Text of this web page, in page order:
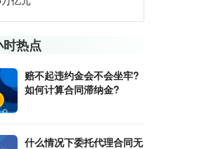
热点
赔不起违约金会不会坐牢?
如何计算合同滞纳金?
什么情况下委托代理合同无